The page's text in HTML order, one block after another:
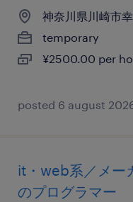
神奈川県川崎市
temporary
¥2500.00 per
posted 6 august
it・web系／メー
のプログラマー